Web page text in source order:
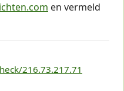
en vermeld
216.73.217.71